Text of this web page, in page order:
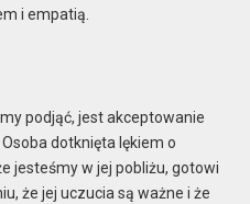
i empatią.
podjąć, jest akceptowanie
dotknięta lękiem o
jesteśmy w jej pobliżu, gotowi
że jej uczucia są ważne i że